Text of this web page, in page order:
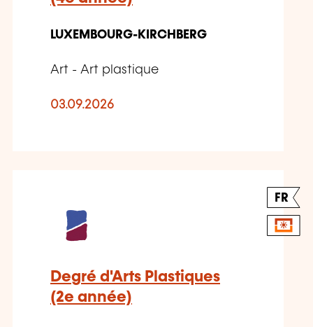
LUXEMBOURG-KIRCHBERG
Art - Art plastique
03.09.2026
FR
Degré d'Arts Plastiques
(2e année)